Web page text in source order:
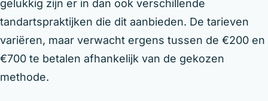
gelukkig zijn er in dan ook verschillende
tandartspraktijken die dit aanbieden. De tarieven
variëren, maar verwacht ergens tussen de €200 en
€700 te betalen afhankelijk van de gekozen
methode.